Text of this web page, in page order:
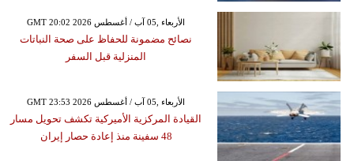
GMT 20:02 2026 الأربعاء ,05 آب / أغسطس
نصائح مضمونة للحفاظ على صحة النباتات
المنزلية قبل السفر
GMT 23:53 2026 الأربعاء ,05 آب / أغسطس
القيادة المركزية الأميركية تكشف تحويل مسار
48 سفينة منذ إعادة حصار إيران